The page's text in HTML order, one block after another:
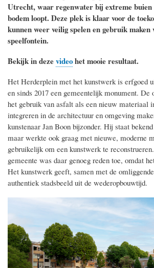
Utrecht, waar regenwater bij extreme buien
bodem loopt. Deze plek is klaar voor de
kunnen weer veilig spelen en gebruik maken
speelfontein.
Bekijk in dezevideohet mooie resultaat.
Het Herderplein met het kunstwerk is erfgoed
en sinds 2017 een gemeentelijk monument. De
het gebruik van asfalt als een nieuw materiaal
integreren in de architectuur en omgeving
kunstenaar Jan Boon bijzonder. Hij staat
maar werkte ook graag met nieuwe, moderne
gebruikelijk om een kunstwerk te
gemeente was daar genoeg reden toe, omdat
Het kunstwerk geeft, samen met de
authentiek stadsbeeld uit de wederopbouwtijd.